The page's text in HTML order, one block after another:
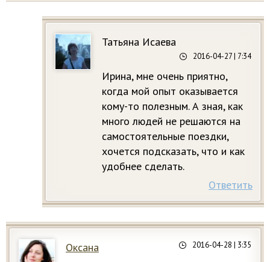
Татьяна Исаева
2016-04-27| 7:34
Ирина, мне очень приятно,
когда мой опыт оказывается
кому-то полезным. А зная, как
много людей не решаются на
самостоятельные поездки,
хочется подсказать, что и как
удобнее сделать.
Ответить
Оксана 2016-04-28 | 3:35